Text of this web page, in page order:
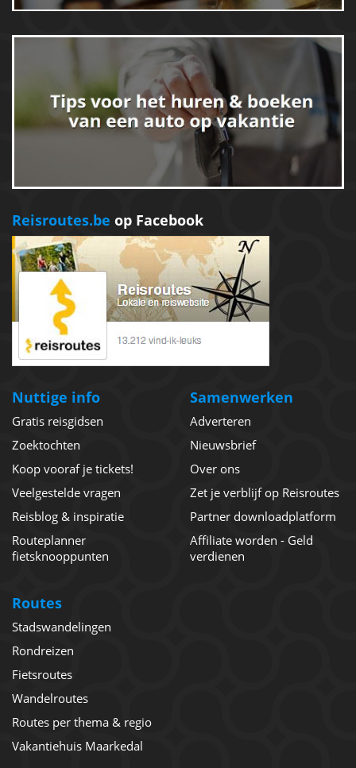
Reisroutes.be op Facebook
Nuttige info
Gratis reisgidsen
Zoektochten
Koop vooraf je tickets!
Veelgestelde vragen
Reisblog & inspiratie
Routeplanner
fietsknooppunten
Samenwerken
Adverteren
Nieuwsbrief
Over ons
Zet je verblijf op Reisroutes
Partner downloadplatform
Affiliate worden - Geld
verdienen
Routes
Stadswandelingen
Rondreizen
Fietsroutes
Wandelroutes
Routes per thema & regio
Vakantiehuis Maarkedal